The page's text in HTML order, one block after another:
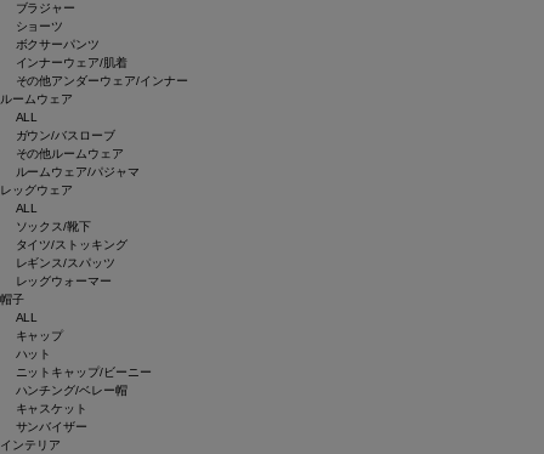
ブラジャー
ショーツ
ボクサーパンツ
インナーウェア/肌着
その他アンダーウェア/インナー
ルームウェア
ALL
ガウン/バスローブ
その他ルームウェア
ルームウェア/パジャマ
レッグウェア
ALL
ソックス/靴下
タイツ/ストッキング
レギンス/スパッツ
レッグウォーマー
帽子
ALL
キャップ
ハット
ニットキャップ/ビーニー
ハンチング/ベレー帽
キャスケット
サンバイザー
インテリア